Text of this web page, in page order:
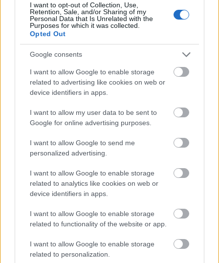
I want to opt-out of Collection, Use,
Retention, Sale, and/or Sharing of my
Personal Data that Is Unrelated with the
Purposes for which it was collected.
Opted Out
Google consents
I want to allow Google to enable storage
related to advertising like cookies on web or
device identifiers in apps.
I want to allow my user data to be sent to
Google for online advertising purposes.
I want to allow Google to send me
personalized advertising.
I want to allow Google to enable storage
related to analytics like cookies on web or
device identifiers in apps.
I want to allow Google to enable storage
related to functionality of the website or app.
I want to allow Google to enable storage
related to personalization.
gikk jenta fra Mo i Rana seg inn blant de 20 beste.
Resultaten finner du
Meld deg på vårt nyhetsbrev
MEST LEST
Skal
gifte
2 Snapp
er til
3 Vrake
t
4 Utest
5